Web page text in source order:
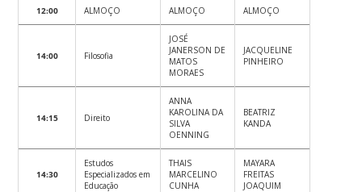
12:00 ALMOÇO ALMOÇO ALMOÇO
14:00 Filosofia
JOSÉ
JANERSON DE
MATOS
MORAES
JACQUELINE
PINHEIRO
14:15 Direito
ANNA
KAROLINA DA
SILVA
OENNING
BEATRIZ
KANDA
14:30
Estudos
Especializados em
Educação
THAIS
MARCELINO
CUNHA
MAYARA
FREITAS
JOAQUIM